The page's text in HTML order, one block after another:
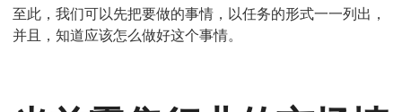
至此，我们可以先把要做的事情，以任务的形式一一列出，
并且，知道应该怎么做好这个事情。